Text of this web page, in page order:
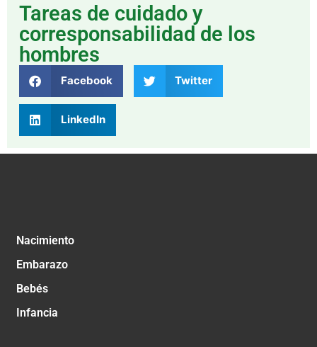
Tareas de cuidado y
corresponsabilidad de los
hombres
Facebook Twitter
LinkedIn
Nacimiento
Embarazo
Bebés
Infancia